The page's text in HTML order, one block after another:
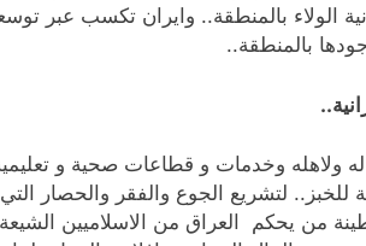
الولاء بالمنطقة.. وايران تكسب عبر
بالمنطقة..
ولاهله وخدمات و قطاعات صحية و
لتشريع الجوع والفقر والحصار
من يحكم العراق من الاسلاميين